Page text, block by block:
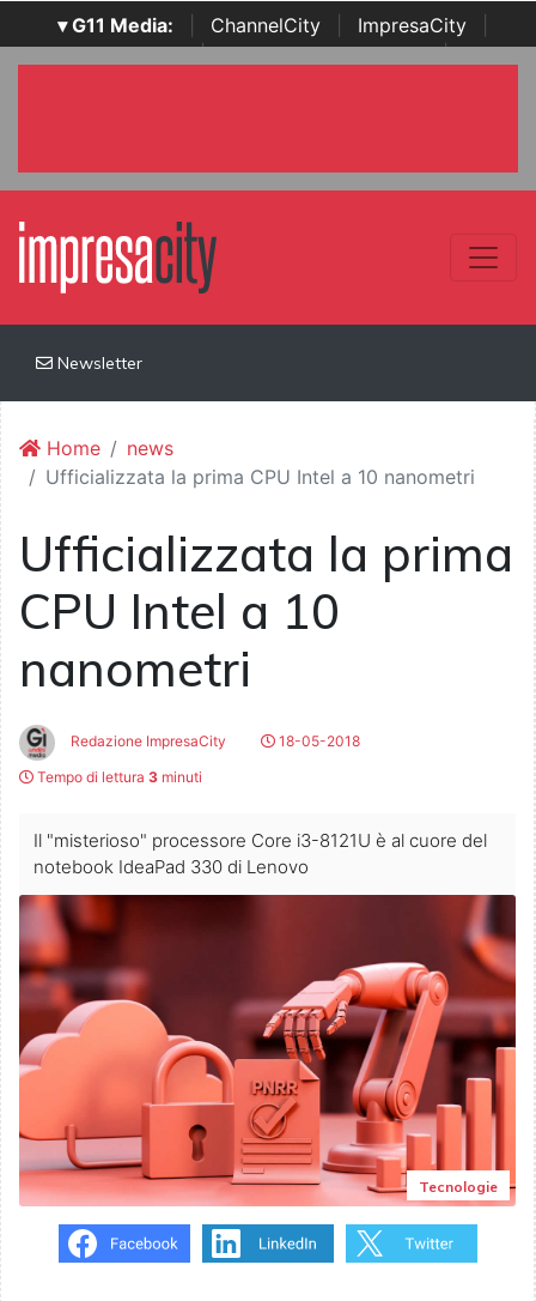
▾ G11 Media: ChannelCity ImpresaCity
SecurityOpenLab | Italian Channel Awards | Italian
Newsletter
Home
news
Ufficializzata la prima CPU Intel a 10 nanometri
Ufficializzata la prima
CPU Intel a 10
nanometri
Redazione ImpresaCity
18-05-2018
Tempo di lettura 3 minuti
Il "misterioso" processore Core i3-8121U è al cuore del
notebook IdeaPad 330 di Lenovo
Tecnologie